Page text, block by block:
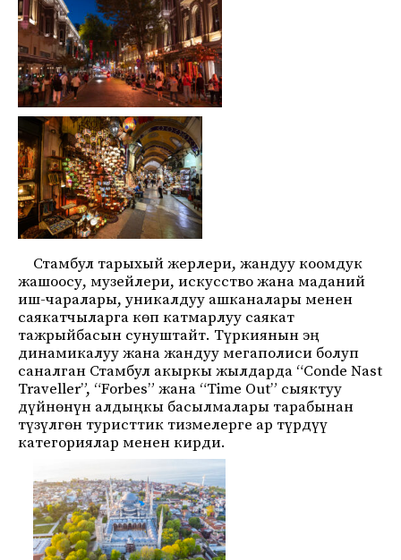
Стамбул тарыхый жерлери, жандуу коомдук
жашоосу, музейлери, искусство жана маданий
иш-чаралары, уникалдуу ашканалары менен
саякатчыларга көп катмарлуу саякат
тажрыйбасын сунуштайт. Түркиянын эң
динамикалуу жана жандуу мегаполиси болуп
саналган Стамбул акыркы жылдарда “Conde Nast
Traveller”, “Forbes” жана “Time Out” сыяктуу
дүйнөнүн алдыңкы басылмалары тарабынан
түзүлгөн туристтик тизмелерге ар түрдүү
категориялар менен кирди.